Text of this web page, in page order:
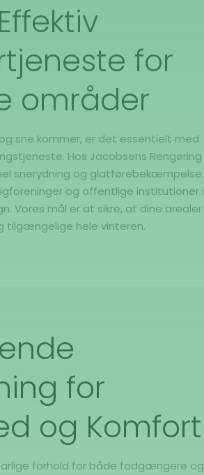
Effektiv
for
områder
sne kommer, er det essentielt med
Hos Jacobsens Rengøring
snerydning og glatførebekæmpelse
og offentlige institutioner i
Vores mål er at sikre, at dine arealer
tilgængelige hele vinteren.
for
og Komfort
forhold for både fodgængere og